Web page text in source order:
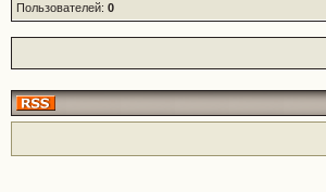
Пользователей: 0